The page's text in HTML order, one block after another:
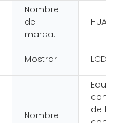
Nombre
de
marca:
HUAEN
Mostrar: LCD
Nombre
de